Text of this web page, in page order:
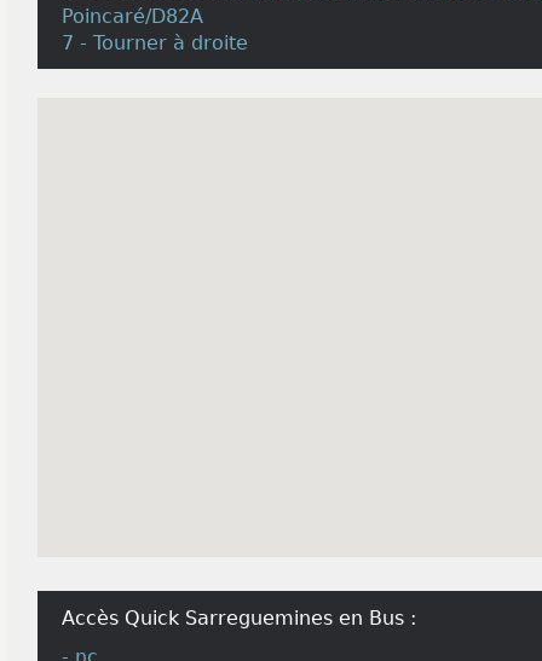
Poincaré/D82A
7 - Tourner à droite
Accès Quick Sarreguemines en Bus :